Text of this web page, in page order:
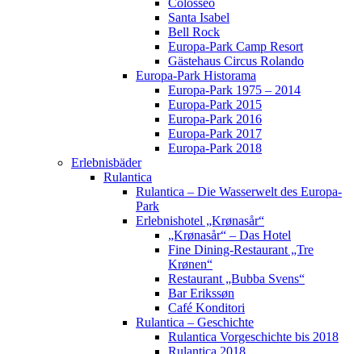
Colosseo
Santa Isabel
Bell Rock
Europa-Park Camp Resort
Gästehaus Circus Rolando
Europa-Park Historama
Europa-Park 1975 – 2014
Europa-Park 2015
Europa-Park 2016
Europa-Park 2017
Europa-Park 2018
Erlebnisbäder
Rulantica
Rulantica – Die Wasserwelt des Europa-
Park
Erlebnishotel „Krønasår“
„Krønasår“ – Das Hotel
Fine Dining-Restaurant „Tre
Krønen“
Restaurant „Bubba Svens“
Bar Erikssøn
Café Konditori
Rulantica – Geschichte
Rulantica Vorgeschichte bis 2018
Rulantica 2018